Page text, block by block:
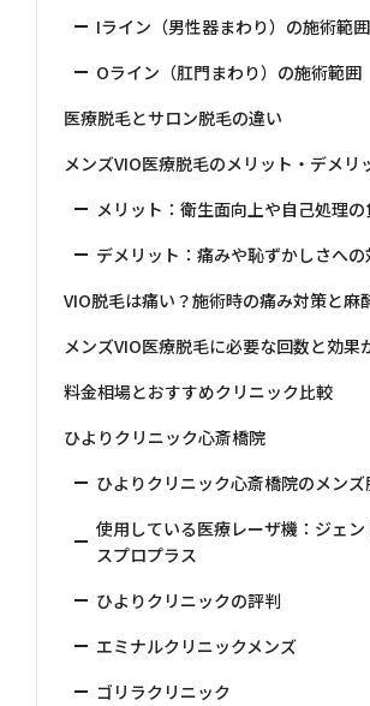
Iライン（男性器まわり）の施術範囲
Oライン（肛門まわり）の施術範囲
医療脱毛とサロン脱毛の違い
メンズVIO医療脱毛のメリット・デメリ
メリット：衛生面向上や自己処理
デメリット：痛みや恥ずかしさへの
VIO脱毛は痛い？施術時の痛み対策と麻
メンズVIO医療脱毛に必要な回数と効果
料金相場とおすすめクリニック比較
ひよりクリニック心斎橋院
ひよりクリニック心斎橋院のメンズ
使用している医療レーザ機：ジェン
スプロプラス
ひよりクリニックの評判
エミナルクリニックメンズ
ゴリラクリニック